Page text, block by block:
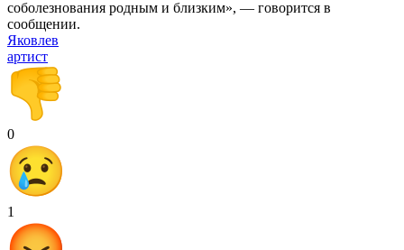
соболезнования родным и близким», — говорится в
сообщении.
Яковлев
артист
0
1